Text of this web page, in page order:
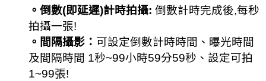
。倒數(即延遲)計時拍攝: 倒數計時完成後,每秒
拍攝一張!
。間隔攝影： 可設定倒數計時時間、曝光時間
及間隔時間 1秒~99小時59分59秒、設定可拍
1~99張!